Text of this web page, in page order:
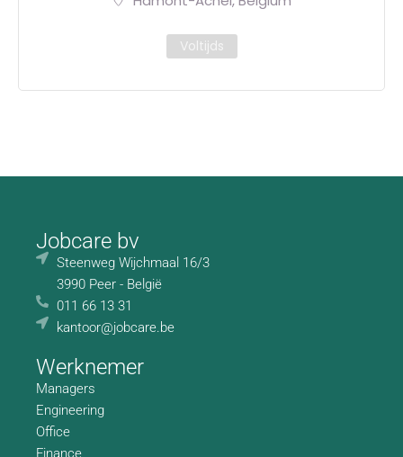
Voltijds
Jobcare bv
Steenweg Wijchmaal 16/3
3990 Peer - België
011 66 13 31
kantoor@jobcare.be
Werknemer
Managers
Engineering
Office
Finance